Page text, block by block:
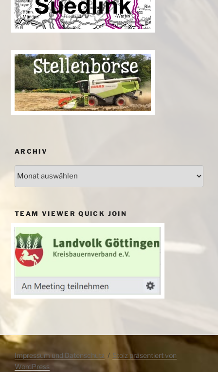
ARCHIV
TEAM VIEWER QUICK JOIN
Impressum und Datenschutz
Stolz präsentiert von
WordPress